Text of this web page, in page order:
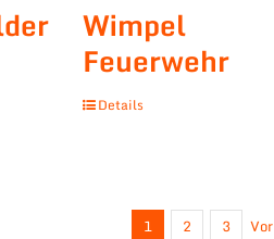
Wimpel
Feuerwehr
Details
1 2 3 Vor